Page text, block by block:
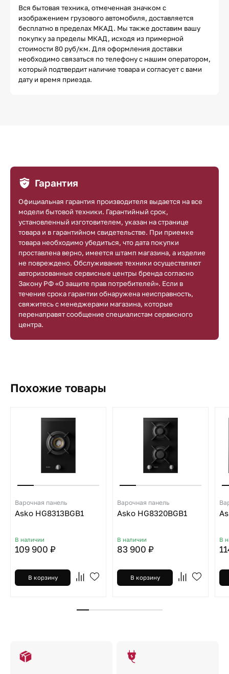
Вся бытовая техника, отмеченная значком с
изображением грузового автомобиля, доставляется
бесплатно в пределах МКАД. Мы также доставим вашу
покупку за пределы МКАД, исходя из примерной
стоимости 80 руб/км. Для оформления доставки
необходимо связаться по телефону с нашим оператором,
который подтвердит наличие товара и согласует с вами
дату и время приезда.
Гарантия
Официальная гарантия производителя выдается на все
модели бытовой техники. Гарантийный срок,
установленный изготовителем, указан на странице
товара и в гарантийном свидетельстве. При приемке
товара необходимо убедиться, что дата покупки
проставлена верно, имеется штамп магазина, а изделие
не повреждено. Обслуживание техники осуществляют
авторизованные сервисные центры бренда согласно
Закону РФ «О защите прав потребителей». Если в
течение срока гарантии обнаружена неисправность,
свяжитесь с менеджерами магазина, которые
перенаправят сообщение специалистам сервисного
центра.
Похожие товары
Варочная панель
Asko HG8313BGB1
В наличии
109 900 ₽
В корзину
Варочная панель
Asko HG8320BGB1
В наличии
83 900 ₽
В корзину
В